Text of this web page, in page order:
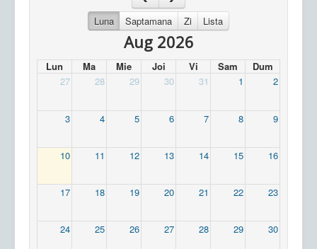
Luna Saptamana Zi Lista
Aug 2026
Lun Ma Mie Joi Vi Sam
Dum
27
28 29 30 31 1 2
3 4 5 6 7 8 9
10 11 12 13 14 15 16
17 18 19 20 21 22 23
24 25 26 27 28 29 30